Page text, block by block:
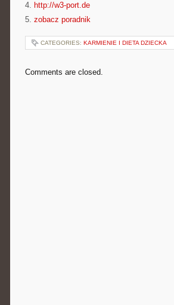
4. http://w3-port.de
5. zobacz poradnik
CATEGORIES: KARMIENIE I DIETA DZIECKA
Comments are closed.